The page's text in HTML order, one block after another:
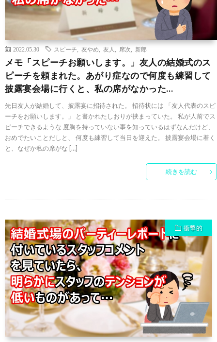
2022.05.30 スピーチ 友やめ 友人 席次 新郎
メモ「スピーチお願いします。」友人の結婚式のス
ピーチを頼まれた。あがり症なので何度も練習して
披露宴会場に行くと、私の席がなかった…
先日友人が結婚して、披露宴に招待された。 招待状には 「友人代表のスピ
ーチをお願いします。」 と書かれたしおりが挟まっていた。 私が人前でス
ピーチできるような 度胸を持っていない事を知っているはずなんだけど、
おめでたいことだしと、 何度も練習して当日を迎えた。 披露宴会場に着く
と、なぜか私の席がな […]
続きを読む
衝撃的